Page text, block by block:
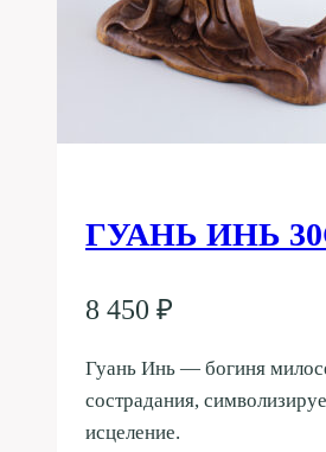
ГУАНЬ ИНЬ
8 450 ₽
Гуань Инь — богиня
сострадания,
исцеление.